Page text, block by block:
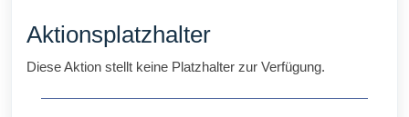
Aktionsplatzhalter
Diese Aktion stellt keine Platzhalter zur Verfügung.